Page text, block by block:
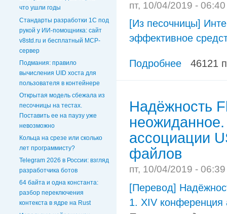
что ушли годы
Стандарты разработки 1С под
рукой у ИИ-помощника: сайт
v8std.ru и бесплатный MCP-
сервер
Подмания: правило
вычисления UID хоста для
пользователя в контейнере
Открытая модель сбежала из
песочницы на тестах.
Поставить ее на паузу уже
невозможно
Кольца на срезе или сколько
лет программисту?
Telegram 2026 в России: взгляд
разработчика ботов
64 байта и одна константа:
разбор переключения
контекста в ядре на Rust
пт, 10/04/2019 -
[Из песочницы]
эффективное
Подробнее 46121
Надёжность
ассоциации
файлов
пт, 10/04/2019 -
[Перевод]
1. XIV конференция